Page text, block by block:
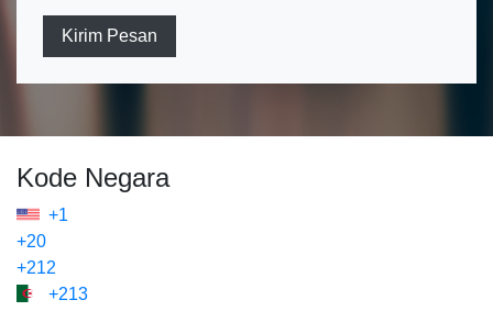
Kirim Pesan
Kode Negara
+1
+20
+212
+213